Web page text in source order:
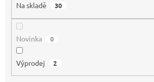
Na skladě 30
Novinka 0
Výprodej 2